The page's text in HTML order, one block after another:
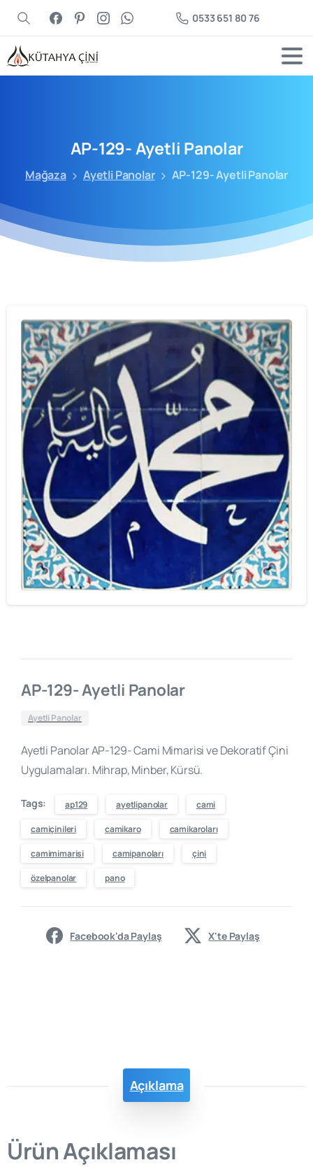
0533 651 80 76
AP-129-Ayetli Panolar
Mağaza Ayetli Panolar AP-129- Ayetli Panolar
AP-129- Ayetli Panolar
Ayetli Panolar
Ayetli Panolar AP-129- Cami Mimarisi ve Dekoratif Çini
Uygulamaları. Mihrap, Minber, Kürsü.
Tags: ap129 ayetlipanolar cami
camiçinileri camikaro camikaroları
camimimarisi camipanoları çini
özelpanolar pano
Facebook'da Paylaş X'te Paylaş
Açıklama
Ürün Açıklaması